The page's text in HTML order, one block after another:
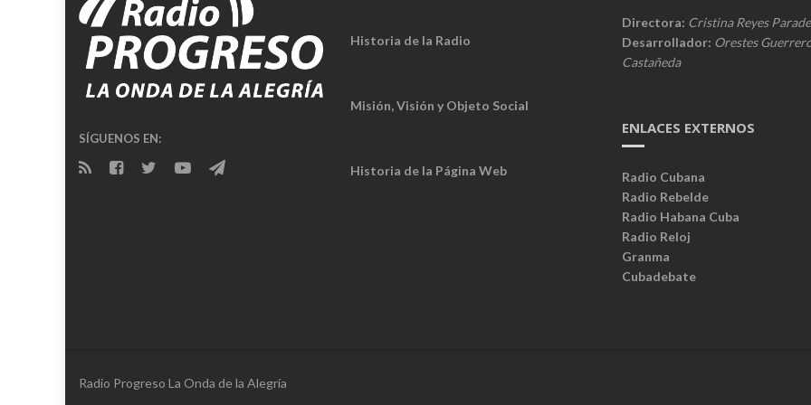
SÍGUENOS EN:
Historia de la Radio
Misión, Visión y Objeto Social
Historia de la Página Web
Directora: Cristina Reyes
Desarrollador: Orestes
Castañeda
ENLACES EXTERNOS
Radio Cubana
Radio Rebelde
Radio Habana Cuba
Radio Reloj
Granma
Cubadebate
Radio Progreso La Onda de la Alegría